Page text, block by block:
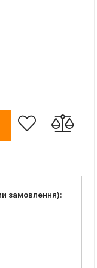
замовлення):